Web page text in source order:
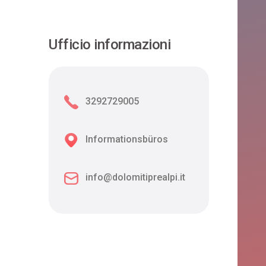
Ufficio informazioni
3292729005
Informationsbüros
info@dolomitiprealpi.it